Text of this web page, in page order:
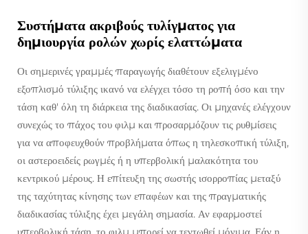
Συστήματα ακριβούς τυλίγματος για
δημιουργία ρολών χωρίς ελαττώματα
Οι σημερινές γραμμές παραγωγής διαθέτουν εξελιγμένο
εξοπλισμό τύλιξης ικανό να ελέγχει τόσο τη ροπή όσο και την
τάση καθ' όλη τη διάρκεια της διαδικασίας. Οι μηχανές ελέγχουν
συνεχώς το πάχος του φιλμ και προσαρμόζουν τις ρυθμίσεις
για να αποφευχθούν προβλήματα όπως η τηλεσκοπική τύλιξη,
οι αστεροειδείς ρωγμές ή η υπερβολική μαλακότητα του
κεντρικού μέρους. Η επίτευξη της σωστής ισορροπίας μεταξύ
της ταχύτητας κίνησης των επαφέων και της πραγματικής
διαδικασίας τύλιξης έχει μεγάλη σημασία. Αν εφαρμοστεί